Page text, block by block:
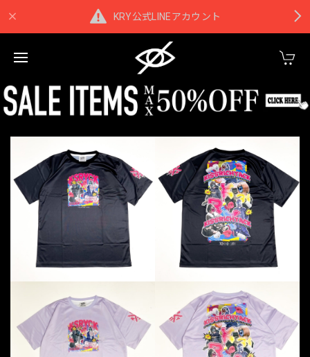
KRY公式LINEアカウント